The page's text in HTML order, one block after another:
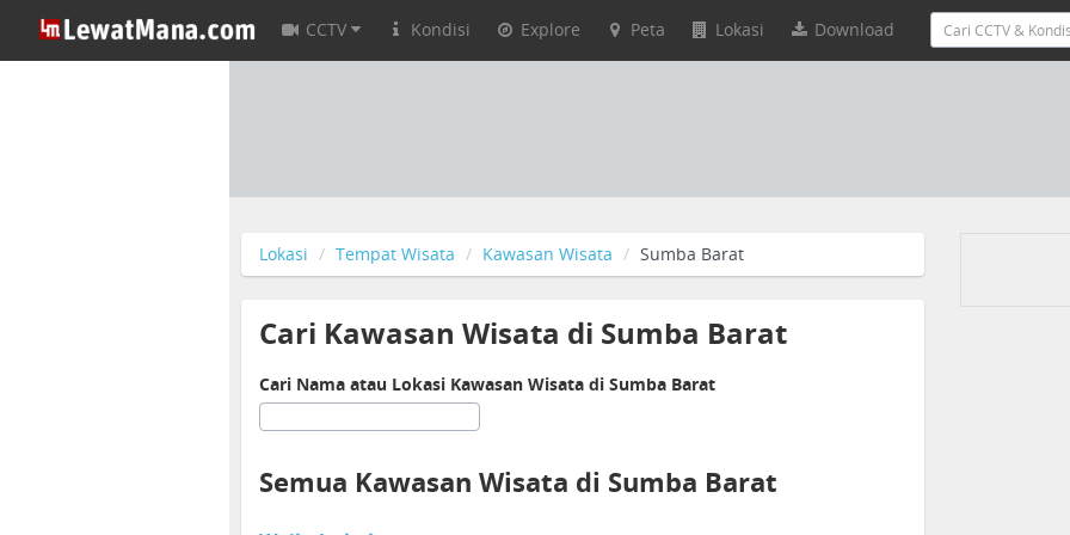
CCTV Kondisi Explore Peta Lokasi Download
Lokasi Tempat Wisata Kawasan Wisata Sumba Barat
Cari Kawasan Wisata di Sumba Barat
Cari Nama atau Lokasi Kawasan Wisata di Sumba Barat
Semua Kawasan Wisata di Sumba Barat